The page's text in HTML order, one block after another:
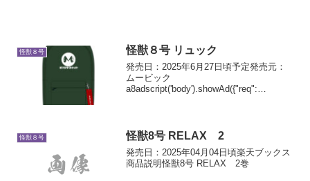
怪獣８号 怪獣８号 リュック
発売日：2025年6月27日頃予定発売元：
ムービック
a8adscript('body').showAd({"req":
怪獣８号 怪獣8号 RELAX 2
発売日：2025年04月04日頃楽天ブックス
商品説明怪獣8号 RELAX 2巻